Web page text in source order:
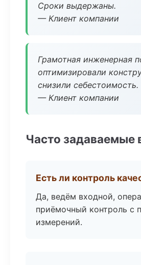
Сроки выдержаны.
— Клиент компании
Грамотная инженерная
оптимизировали
снизили себестоимость.
— Клиент компании
Часто задаваемые
Есть ли контроль
Да, ведём входной,
приёмочный контроль с
измерений.